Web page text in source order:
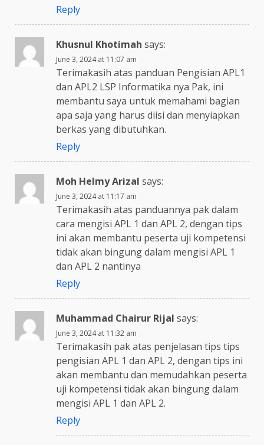
Reply
Khusnul Khotimah says:
June 3, 2024 at 11:07 am
Terimakasih atas panduan Pengisian APL1
dan APL2 LSP Informatika nya Pak, ini
membantu saya untuk memahami bagian
apa saja yang harus diisi dan menyiapkan
berkas yang dibutuhkan.
Reply
Moh Helmy Arizal says:
June 3, 2024 at 11:17 am
Terimakasih atas panduannya pak dalam
cara mengisi APL 1 dan APL 2, dengan tips
ini akan membantu peserta uji kompetensi
tidak akan bingung dalam mengisi APL 1
dan APL 2 nantinya
Reply
Muhammad Chairur Rijal says:
June 3, 2024 at 11:32 am
Terimakasih pak atas penjelasan tips tips
pengisian APL 1 dan APL 2, dengan tips ini
akan membantu dan memudahkan peserta
uji kompetensi tidak akan bingung dalam
mengisi APL 1 dan APL 2.
Reply